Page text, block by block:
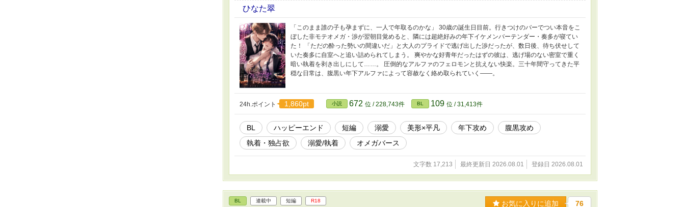
ひなた翠
「このまま誰の子も孕まずに、一人で年取るのかな」 30歳の誕生日目前。行きつけのバーでつい本音をこ
ぼした非モテオメガ・渉が翌朝目覚めると、隣には超絶好みの年下イケメンバーテンダー・奏多が寝てい
た！ 「ただの酔った勢いの間違いだ」と大人のプライドで逃げ出した渉だったが、数日後、待ち伏せして
いた奏多に自室へと追い詰められてしまう。 爽やかな好青年だったはずの彼は、逃げ場のない密室で重く
暗い執着を剥き出しにして……。 圧倒的なアルファのフェロモンと抗えない快楽。三十年間守ってきた平
穏な日常は、腹黒い年下アルファによって容赦なく絡め取られていく――。
24h.ポイント 1,860pt 小説 672 位 / 228,743件 BL 109 位 / 31,413件
BL ハッピーエンド 短編 溺愛 美形×平凡 年下攻め
腹黒攻め
執着・独占欲
溺愛/執着 オメガバース
文字数 17,213 最終更新日 2026.08.01 登録日 2026.08.01
BL 連載中 短編 R18 お気に入りに追加 76